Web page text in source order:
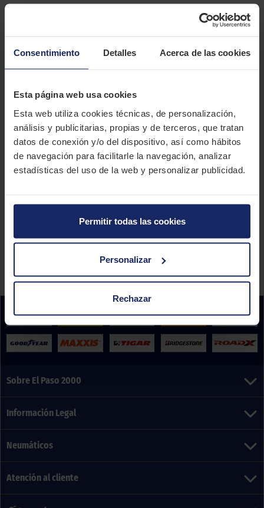
Consentimiento Detalles Acerca de las cookies
Esta página web usa cookies
Esta web utiliza cookies técnicas, de personalización,
análisis y publicitarias, propias y de terceros, que tratan
datos de conexión y/o del dispositivo, así como hábitos
de navegación para facilitarle la navegación, analizar
estadísticas del uso de la web y personalizar publicidad.
Permitir todas las cookies
Personalizar
Rechazar
ONLINE de tu dispositivo V16 y el descuento se aplicará
directamente en tu carrito.
En El Paso 2000 queremos tu seguridad en la carretera.
Aprovecha la oportunidad, ¡ahora es el momento de comprar la luz
de emergencia V16 al mejor precio!
DESCUENTO LUZ DE EMERGENCIA V16
compatible ni acumulable a otras promociones. Consulta las condiciones legales de
Sobre El Paso 2000
Información Legal
Neumáticos
Atención al cliente